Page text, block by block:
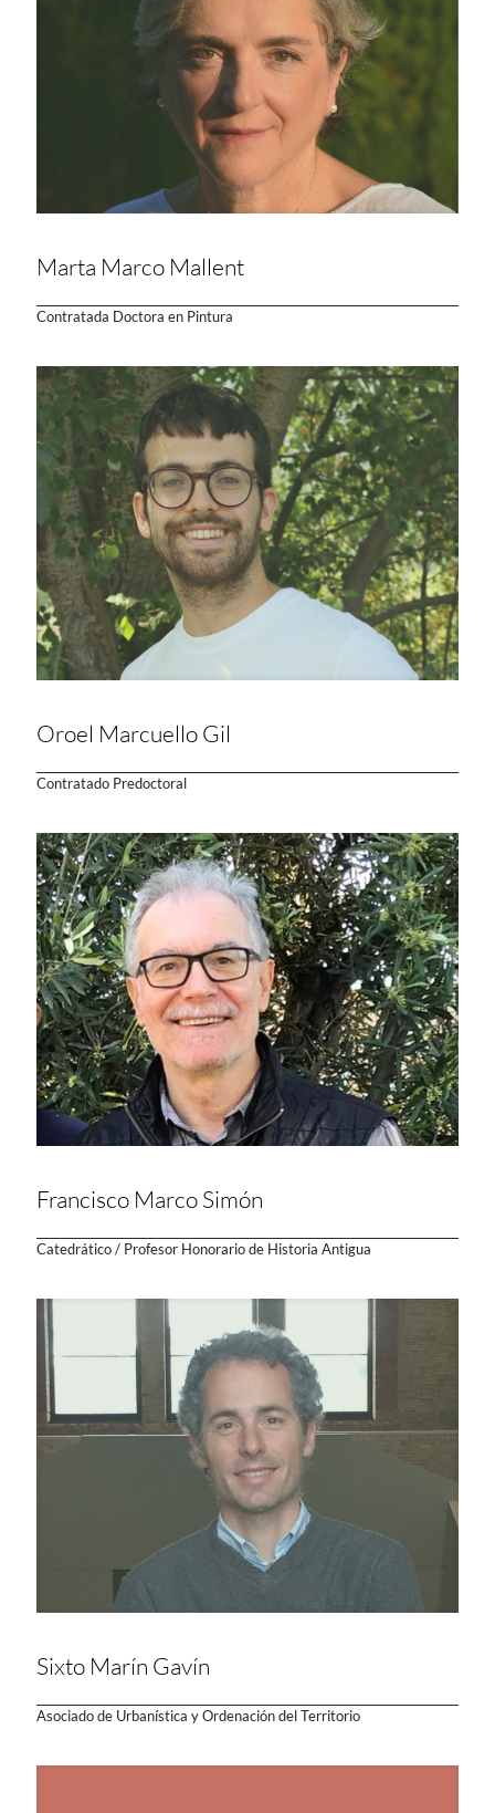
Marta Marco Mallent
Contratada Doctora en Pintura
Oroel Marcuello Gil
Contratado Predoctoral
Francisco Marco Simón
Catedrático / Profesor Honorario de Historia Antigua
Sixto Marín Gavín
Asociado de Urbanística y Ordenación del Territorio